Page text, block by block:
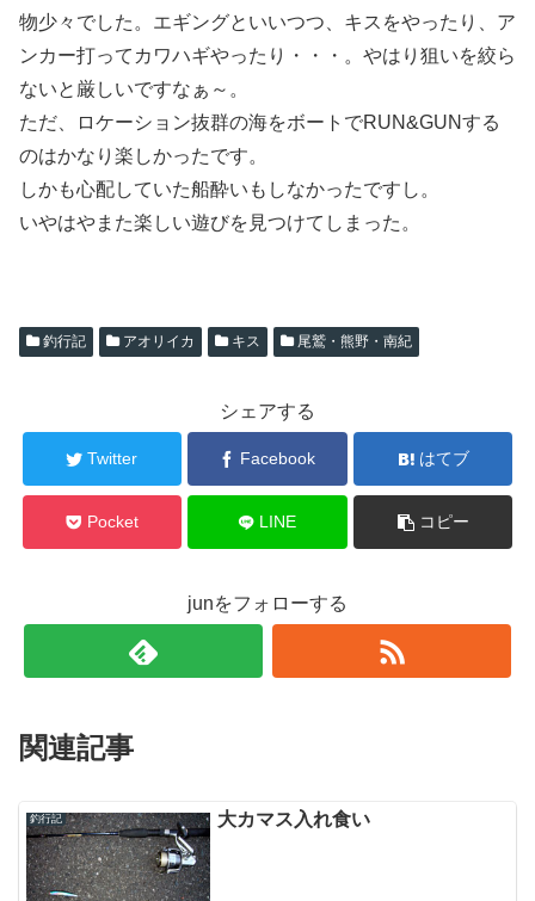
物少々でした。エギングといいつつ、キスをやったり、ア
ンカー打ってカワハギやったり・・・。やはり狙いを絞ら
ないと厳しいですなぁ～。
ただ、ロケーション抜群の海をボートでRUN&GUNする
のはかなり楽しかったです。
しかも心配していた船酔いもしなかったですし。
いやはやまた楽しい遊びを見つけてしまった。
釣行記 アオリイカ キス 尾鷲・熊野・南紀
シェアする
Twitter Facebook はてブ
Pocket LINE コピー
junをフォローする
関連記事
釣行記 大カマス入れ食い